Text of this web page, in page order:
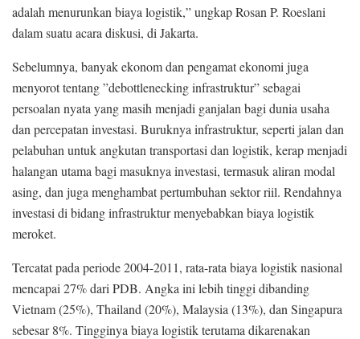
adalah menurunkan biaya logistik,” ungkap Rosan P. Roeslani
dalam suatu acara diskusi, di Jakarta.
Sebelumnya, banyak ekonom dan pengamat ekonomi juga
menyorot tentang ”debottlenecking infrastruktur” sebagai
persoalan nyata yang masih menjadi ganjalan bagi dunia usaha
dan percepatan investasi. Buruknya infrastruktur, seperti jalan dan
pelabuhan untuk angkutan transportasi dan logistik, kerap menjadi
halangan utama bagi masuknya investasi, termasuk aliran modal
asing, dan juga menghambat pertumbuhan sektor riil. Rendahnya
investasi di bidang infrastruktur menyebabkan biaya logistik
meroket.
Tercatat pada periode 2004-2011, rata-rata biaya logistik nasional
mencapai 27% dari PDB. Angka ini lebih tinggi dibanding
Vietnam (25%), Thailand (20%), Malaysia (13%), dan Singapura
sebesar 8%. Tingginya biaya logistik terutama dikarenakan